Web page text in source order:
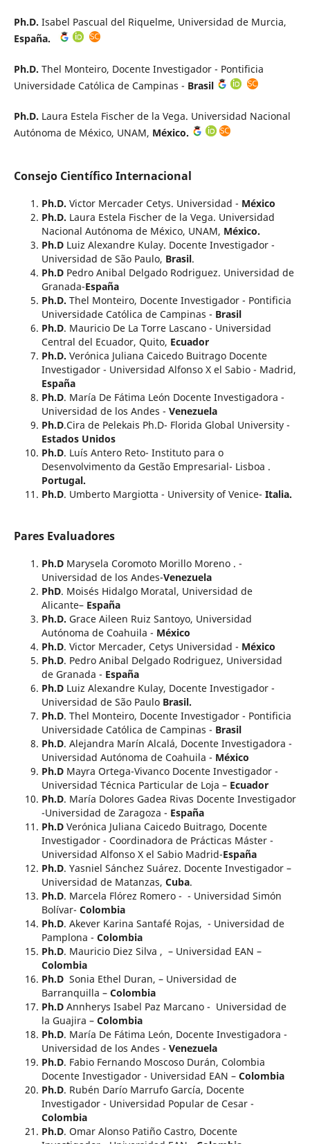
Ph.D. Isabel Pascual del Riquelme, Universidad de Murcia,
España.
Ph.D. Thel Monteiro, Docente Investigador - Pontificia
Universidade Católica de Campinas - Brasil
Ph.D. Laura Estela Fischer de la Vega. Universidad Nacional
Autónoma de México, UNAM, México.
Consejo Científico Internacional
Ph.D. Victor Mercader Cetys. Universidad - México
Ph.D. Laura Estela Fischer de la Vega. Universidad
Nacional Autónoma de México, UNAM, México.
Ph.DLuiz Alexandre Kulay. Docente Investigador -
Universidad de São Paulo, Brasil.
Ph.DPedro Anibal Delgado Rodriguez. Universidad de
Granada-España
Ph.D. Thel Monteiro, Docente Investigador - Pontificia
Universidade Católica de Campinas - Brasil
Ph.D. Mauricio De La Torre Lascano - Universidad
Central del Ecuador, Quito, Ecuador
Ph.D. Verónica Juliana Caicedo Buitrago Docente
Investigador - Universidad Alfonso X el Sabio - Madrid,
España
Ph.D. María De Fátima León Docente Investigadora -
Universidad de los Andes - Venezuela
Ph.D.Cira de Pelekais Ph.D- Florida Global University -
Estados Unidos
Ph.D. Luís Antero Reto- Instituto para o
Desenvolvimento da Gestão Empresarial- Lisboa .
Portugal.
Ph.D. Umberto Margiotta - University of Venice- Italia.
Pares Evaluadores
Ph.DMarysela Coromoto Morillo Moreno . -
Universidad de los Andes-Venezuela
PhD. Moisés Hidalgo Moratal, Universidad de
Alicante– España
Ph.D. Grace Aileen Ruiz Santoyo, Universidad
Autónoma de Coahuila - México
Ph.D. Victor Mercader, Cetys Universidad - México
Ph.D. Pedro Anibal Delgado Rodriguez, Universidad
de Granada - España
Ph.DLuiz Alexandre Kulay, Docente Investigador -
Universidad de São Paulo Brasil.
Ph.D. Thel Monteiro, Docente Investigador - Pontificia
Universidade Católica de Campinas - Brasil
Ph.D. Alejandra Marín Alcalá, Docente Investigadora -
Universidad Autónoma de Coahuila - México
Ph.DMayra Ortega-Vivanco Docente Investigador -
Universidad Técnica Particular de Loja – Ecuador
Ph.D. María Dolores Gadea Rivas Docente Investigador
-Universidad de Zaragoza - España
Ph.DVerónica Juliana Caicedo Buitrago, Docente
Investigador - Coordinadora de Prácticas Máster -
Universidad Alfonso X el Sabio Madrid-España
Ph.D. Yasniel Sánchez Suárez. Docente Investigador –
Universidad de Matanzas, Cuba.
Ph.D. Marcela Flórez Romero - - Universidad Simón
Bolívar- Colombia
Ph.D. Akever Karina Santafé Rojas, - Universidad de
Pamplona - Colombia
Ph.D. Mauricio Diez Silva , – Universidad EAN –
Colombia
Ph.DSonia Ethel Duran, – Universidad de
Barranquilla – Colombia
Ph.DAnnherys Isabel Paz Marcano - Universidad de
la Guajira – Colombia
Ph.D. María De Fátima León, Docente Investigadora -
Universidad de los Andes - Venezuela
Ph.D. Fabio Fernando Moscoso Durán, Colombia
Docente Investigador - Universidad EAN – Colombia
Ph.D. Rubén Darío Marrufo García, Docente
Investigador - Universidad Popular de Cesar -
Colombia
Ph.D. Omar Alonso Patiño Castro, Docente